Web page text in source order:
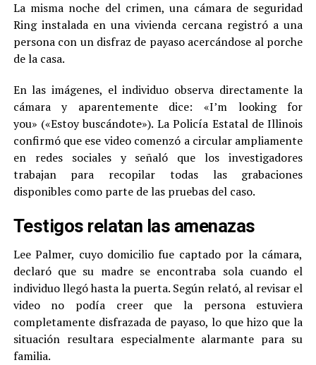
La misma noche del crimen, una cámara de seguridad
Ring instalada en una vivienda cercana registró a una
persona con un disfraz de payaso acercándose al porche
de la casa.
En las imágenes, el individuo observa directamente la
cámara y aparentemente dice: «I’m looking for
you» («Estoy buscándote»). La Policía Estatal de Illinois
confirmó que ese video comenzó a circular ampliamente
en redes sociales y señaló que los investigadores
trabajan para recopilar todas las grabaciones
disponibles como parte de las pruebas del caso.
Testigos relatan las amenazas
Lee Palmer, cuyo domicilio fue captado por la cámara,
declaró que su madre se encontraba sola cuando el
individuo llegó hasta la puerta. Según relató, al revisar el
video no podía creer que la persona estuviera
completamente disfrazada de payaso, lo que hizo que la
situación resultara especialmente alarmante para su
familia.